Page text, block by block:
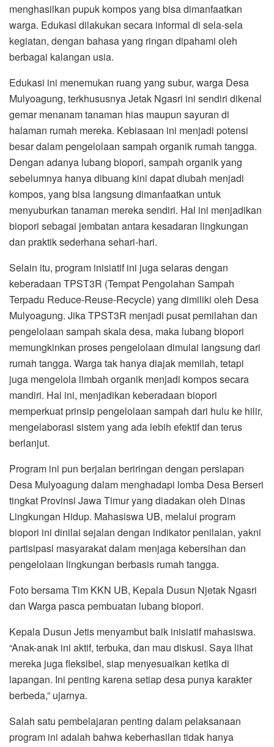
menghasilkan pupuk kompos yang bisa dimanfaatkan
warga. Edukasi dilakukan secara informal di sela-sela
kegiatan, dengan bahasa yang ringan dipahami oleh
berbagai kalangan usia.
Edukasi ini menemukan ruang yang subur, warga Desa
Mulyoagung, terkhususnya Jetak Ngasri ini sendiri dikenal
gemar menanam tanaman hias maupun sayuran di
halaman rumah mereka. Kebiasaan ini menjadi potensi
besar dalam pengelolaan sampah organik rumah tangga.
Dengan adanya lubang biopori, sampah organik yang
sebelumnya hanya dibuang kini dapat diubah menjadi
kompos, yang bisa langsung dimanfaatkan untuk
menyuburkan tanaman mereka sendiri. Hal ini menjadikan
biopori sebagai jembatan antara kesadaran lingkungan
dan praktik sederhana sehari-hari.
Selain itu, program inisiatif ini juga selaras dengan
keberadaan TPST3R (Tempat Pengolahan Sampah
Terpadu Reduce-Reuse-Recycle) yang dimiliki oleh Desa
Mulyoagung. Jika TPST3R menjadi pusat pemilahan dan
pengelolaan sampah skala desa, maka lubang biopori
memungkinkan proses pengelolaan dimulai langsung dari
rumah tangga. Warga tak hanya diajak memilah, tetapi
juga mengelola limbah organik menjadi kompos secara
mandiri. Hal ini, menjadikan keberadaan biopori
memperkuat prinsip pengelolaan sampah dari hulu ke hilir,
mengelaborasi sistem yang ada lebih efektif dan terus
berlanjut.
Program ini pun berjalan beriringan dengan persiapan
Desa Mulyoagung dalam menghadapi lomba Desa Berseri
tingkat Provinsi Jawa Timur yang diadakan oleh Dinas
Lingkungan Hidup. Mahasiswa UB, melalui program
biopori ini dinilai sejalan dengan indikator penilaian, yakni
partisipasi masyarakat dalam menjaga kebersihan dan
pengelolaan lingkungan berbasis rumah tangga.
Foto bersama Tim KKN UB, Kepala Dusun Njetak Ngasri
dan Warga pasca pembuatan lubang biopori.
Kepala Dusun Jetis menyambut baik inisiatif mahasiswa.
“Anak-anak ini aktif, terbuka, dan mau diskusi. Saya lihat
mereka juga fleksibel, siap menyesuaikan ketika di
lapangan. Ini penting karena setiap desa punya karakter
berbeda,” ujarnya.
Salah satu pembelajaran penting dalam pelaksanaan
program ini adalah bahwa keberhasilan tidak hanya